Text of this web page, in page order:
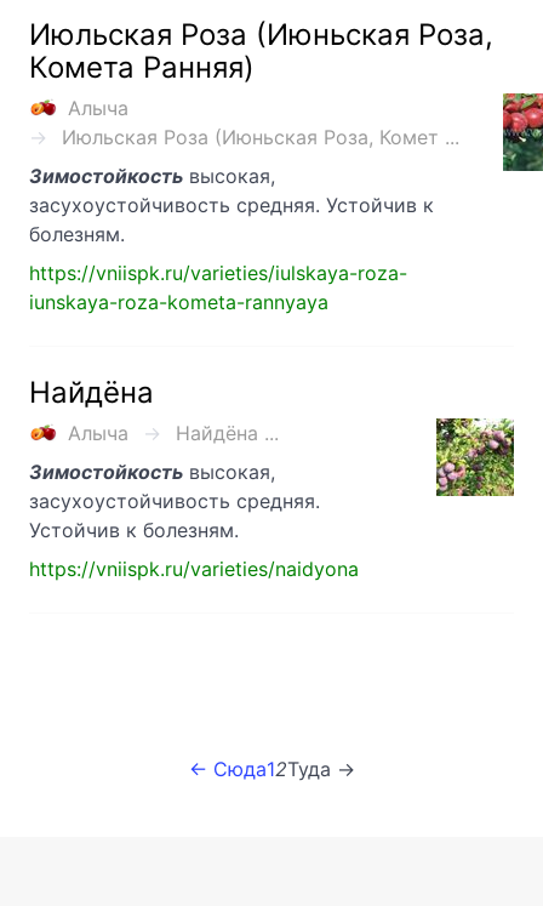
Июльская Роза (Июньская Роза,
Комета Ранняя)
Алыча
Июльская Роза (Июньская Роза, Комет ...
Зимостойкость высокая,
засухоустойчивость средняя. Устойчив к
болезням.
https://vniispk.ru/varieties/iulskaya-roza-
iunskaya-roza-kometa-rannyaya
Найдёна
Алыча
Найдёна ...
Зимостойкость высокая,
засухоустойчивость средняя.
Устойчив к болезням.
https://vniispk.ru/varieties/naidyona
← Сюда12Туда →